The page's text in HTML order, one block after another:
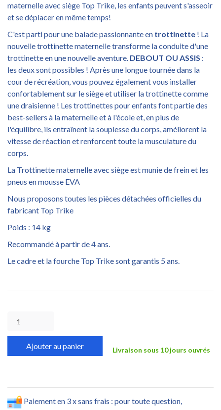
maternelle avec siège Top Trike, les enfants peuvent s'asseoir
et se déplacer en même temps!
C'est parti pour une balade passionnante en trottinette ! La
nouvelle trottinette maternelle transforme la conduite d'une
trottinette en une nouvelle aventure. DEBOUT OU ASSIS :
les deux sont possibles ! Après une longue tournée dans la
cour de récréation, vous pouvez également vous installer
confortablement sur le siège et utiliser la trottinette comme
une draisienne ! Les trottinettes pour enfants font partie des
best-sellers à la maternelle et à l'école et, en plus de
l'équilibre, ils entraînent la souplesse du corps, améliorent la
vitesse de réaction et renforcent toute la musculature du
corps.
La Trottinette maternelle avec siège est munie de frein et les
pneus en mousse EVA
Nous proposons toutes les pièces détachées officielles du
fabricant Top Trike
Poids : 14 kg
Recommandé à partir de 4 ans.
Le cadre et la fourche Top Trike sont garantis 5 ans.
Ajouter au panier Livraison sous 10 jours ouvrés
Paiement en 3 x sans frais : pour toute question,